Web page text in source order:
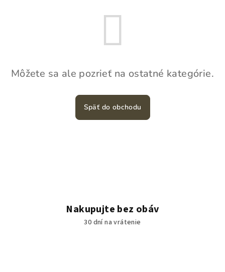
Môžete sa ale pozrieť na ostatné kategórie.
Späť do obchodu
Nakupujte bez obáv
30 dní na vrátenie